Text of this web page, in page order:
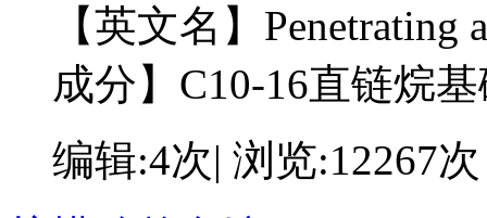
【英文名】
成分】C10-16直链烷
编辑:4次| 浏览:12267次